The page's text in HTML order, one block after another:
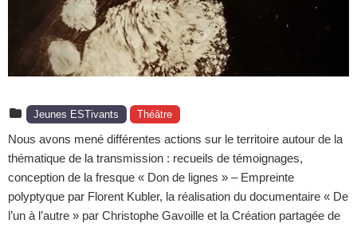
Jeunes ESTivants Théâtre
Nous avons mené différentes actions sur le territoire autour de la
thématique de la transmission : recueils de témoignages,
conception de la fresque « Don de lignes » – Empreinte
polyptyque par Florent Kubler, la réalisation du documentaire « De
l’un à l’autre » par Christophe Gavoille et la Création partagée de